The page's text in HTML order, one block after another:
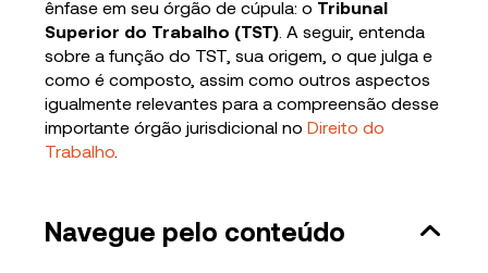
ênfase em seu órgão de cúpula: o Tribunal
Superior do Trabalho (TST) . A seguir, entenda
sobre a função do TST, sua origem, o que julga e
como é composto, assim como outros aspectos
igualmente relevantes para a compreensão desse
importante órgão jurisdicional noDireito do
Trabalho
Navegue pelo conteúdo